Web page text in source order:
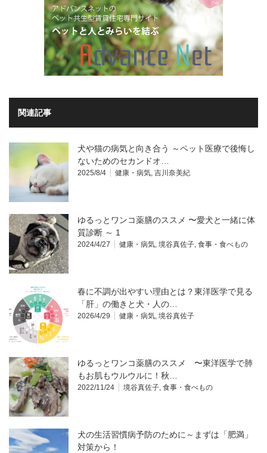
関連記事
犬や猫の病気と向き合う ～ペット医療で後悔し
ないためのセカンドオ…
2025/8/4 健康・病気 吉川奈美紀
ゆるっとワンコ薬膳のススメ 〜愛犬と一緒に体
質診断 ～ 1
2024/4/27 健康・病気 境谷真佐子 食事・食べもの
春に不調が出やすい理由とは？東洋医学で見る
「肝」の働きと犬・人の…
2026/4/29 健康・病気 境谷真佐子
ゆるっとワンコ薬膳のススメ 〜東洋医学で肺
もお肌もウルウルに！秋…
2022/11/24 境谷真佐子 食事・食べもの
犬の生活習慣病予防のために～まずは「肥満」
対策から！